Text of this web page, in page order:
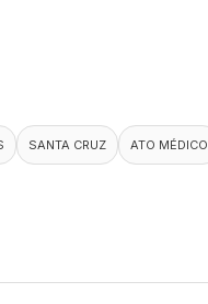
SANTA CRUZ ATO MÉDICO